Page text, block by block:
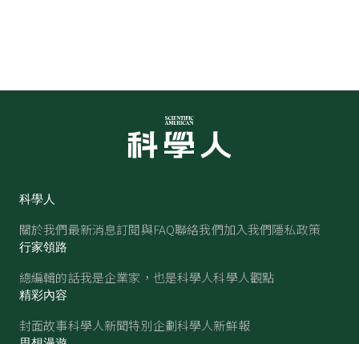
科學人
關於我們最新消息訂閱與FAQ聯絡我們加入我們隱私政策
行家領路
總編輯的話我是企業家，也是科學人科學人觀點
精彩內容
封面故事科學人新聞特別企劃科學人新鮮報